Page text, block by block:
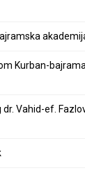
Kurban-
Vahid-ef.